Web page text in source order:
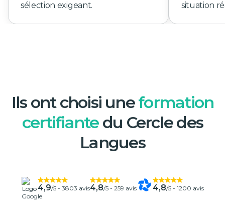
sélection exigeant.
situation
Ils ont choisi uneformation
certifiantedu Cercle des
Langues
4,9/5 - 3803 avis4,8/5 - 259 avis 4,8/5 - 1200 avis